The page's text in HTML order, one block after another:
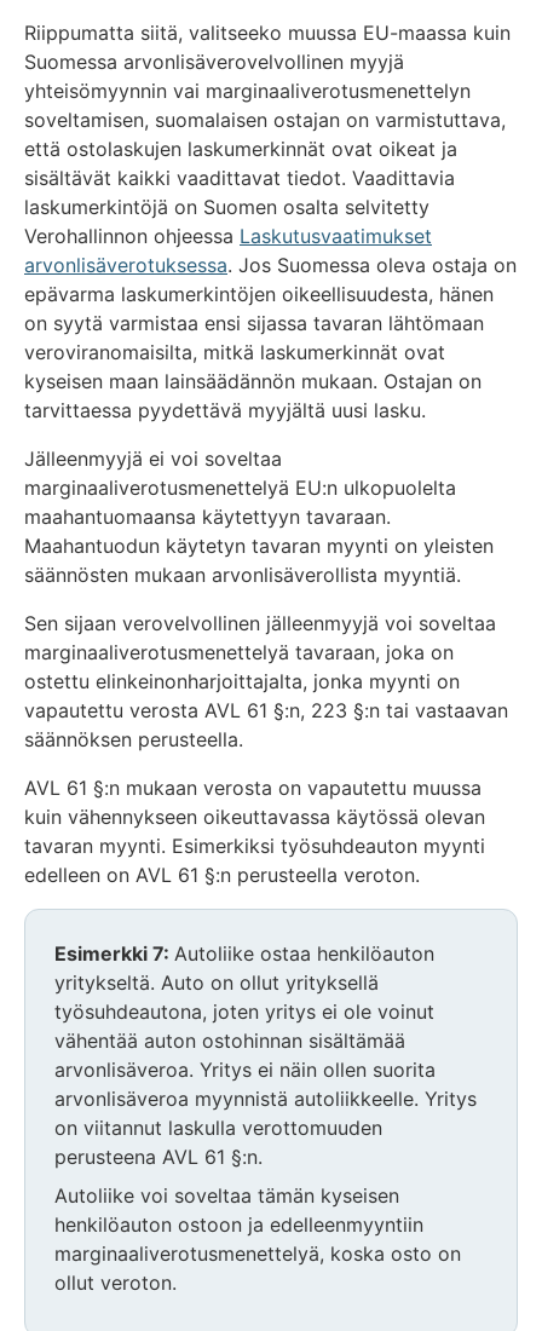
Riippumatta siitä, valitseeko muussa EU-maassa kuin
Suomessa arvonlisäverovelvollinen myyjä
yhteisömyynnin vai marginaaliverotusmenettelyn
soveltamisen, suomalaisen ostajan on varmistuttava,
että ostolaskujen laskumerkinnät ovat oikeat ja
sisältävät kaikki vaadittavat tiedot. Vaadittavia
laskumerkintöjä on Suomen osalta selvitetty
Verohallinnon ohjeessa Laskutusvaatimukset
arvonlisäverotuksessa. Jos Suomessa oleva ostaja on
epävarma laskumerkintöjen oikeellisuudesta, hänen
on syytä varmistaa ensi sijassa tavaran lähtömaan
veroviranomaisilta, mitkä laskumerkinnät ovat
kyseisen maan lainsäädännön mukaan. Ostajan on
tarvittaessa pyydettävä myyjältä uusi lasku.
Jälleenmyyjä ei voi soveltaa
marginaaliverotusmenettelyä EU:n ulkopuolelta
maahantuomaansa käytettyyn tavaraan.
Maahantuodun käytetyn tavaran myynti on yleisten
säännösten mukaan arvonlisäverollista myyntiä.
Sen sijaan verovelvollinen jälleenmyyjä voi soveltaa
marginaaliverotusmenettelyä tavaraan, joka on
ostettu elinkeinonharjoittajalta, jonka myynti on
vapautettu verosta AVL 61 §:n, 223 §:n tai vastaavan
säännöksen perusteella.
AVL 61 §:n mukaan verosta on vapautettu muussa
kuin vähennykseen oikeuttavassa käytössä olevan
tavaran myynti. Esimerkiksi työsuhdeauton myynti
edelleen on AVL 61 §:n perusteella veroton.
Huomio
osio
alkaa
Esimerkki 7: Autoliike ostaa henkilöauton
yritykseltä. Auto on ollut yrityksellä
työsuhdeautona, joten yritys ei ole voinut
vähentää auton ostohinnan sisältämää
arvonlisäveroa. Yritys ei näin ollen suorita
arvonlisäveroa myynnistä autoliikkeelle. Yritys
on viitannut laskulla verottomuuden
perusteena AVL 61 §:n.
Autoliike voi soveltaa tämän kyseisen
henkilöauton ostoon ja edelleenmyyntiin
marginaaliverotusmenettelyä, koska osto on
ollut veroton.